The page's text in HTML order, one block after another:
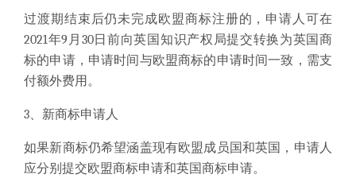
过渡期结束后仍未完成欧盟商标注册的，申请人可在
2021年9月30日前向英国知识产权局提交转换为英国商
标的申请，申请时间与欧盟商标的申请时间一致，需支
付额外费用。
3、新商标申请人
如果新商标仍希望涵盖现有欧盟成员国和英国，申请人
应分别提交欧盟商标申请和英国商标申请。